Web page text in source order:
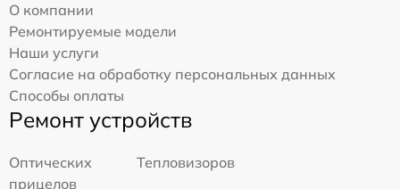
О компании
Ремонтируемые модели
Наши услуги
Согласие на обработку персональных данных
Способы оплаты
Ремонт устройств
Оптических
прицелов
Тепловизоров